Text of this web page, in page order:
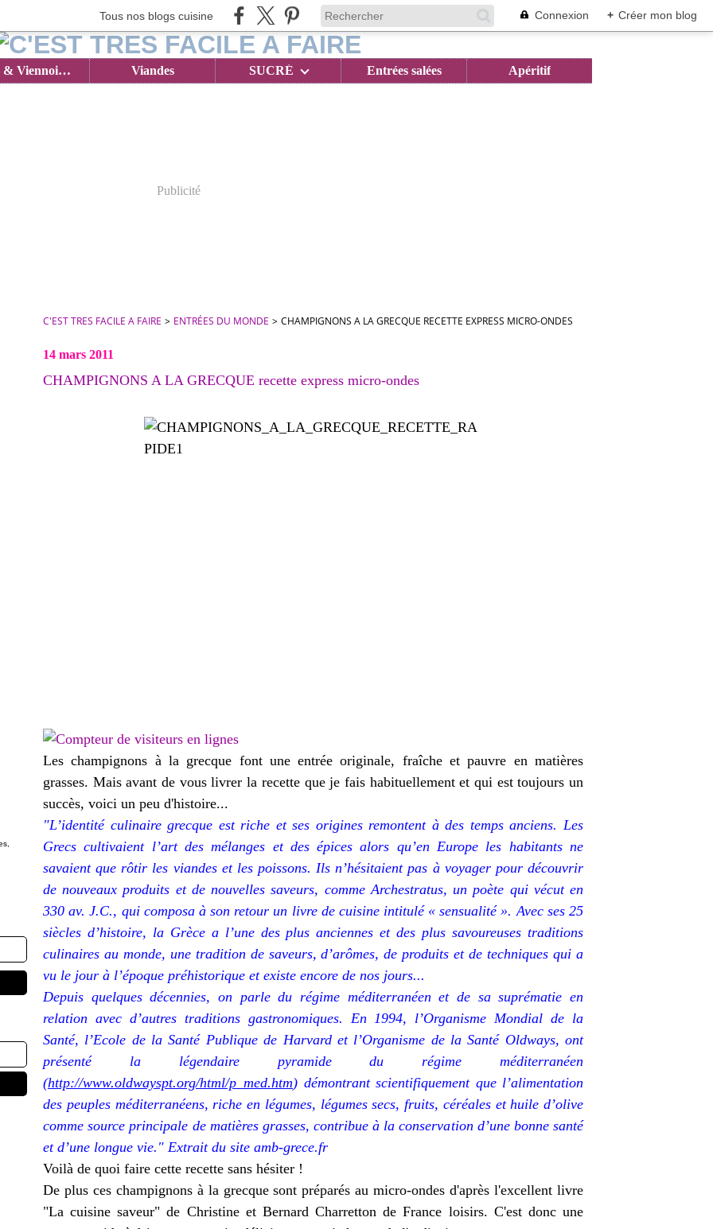
Tous nos blogs cuisine Connexion + Créer mon blog
Brioches & Viennoiseries Viandes SUCRÉ Entrées salées Apéritif
Publicité
C'EST TRES FACILE A FAIRE > ENTRÉES DU MONDE > CHAMPIGNONS A LA GRECQUE RECETTE EXPRESS MICRO-ONDES
14 mars 2011
CHAMPIGNONS A LA GRECQUE recette express micro-ondes
Les champignons à la grecque font une entrée originale, fraîche et pauvre en matières
grasses. Mais avant de vous livrer la recette que je fais habituellement et qui est toujours un
succès, voici un peu d'histoire...
"L’identité culinaire grecque est riche et ses origines remontent à des temps anciens. Les
Grecs cultivaient l’art des mélanges et des épices alors qu’en Europe les habitants ne
savaient que rôtir les viandes et les poissons. Ils n’hésitaient pas à voyager pour découvrir
de nouveaux produits et de nouvelles saveurs, comme Archestratus, un poète qui vécut en
330 av. J.C., qui composa à son retour un livre de cuisine intitulé « sensualité ». Avec ses 25
siècles d’histoire, la Grèce a l’une des plus anciennes et des plus savoureuses traditions
culinaires au monde, une tradition de saveurs, d’arômes, de produits et de techniques qui a
vu le jour à l’époque préhistorique et existe encore de nos jours...
Depuis quelques décennies, on parle du régime méditerranéen et de sa suprématie en
relation avec d’autres traditions gastronomiques. En 1994, l’Organisme Mondial de la
Santé, l’Ecole de la Santé Publique de Harvard et l’Organisme de la Santé Oldways, ont
présenté la légendaire pyramide du régime méditerranéen
(http://www.oldwayspt.org/html/p_med.htm) démontrant scientifiquement que l’alimentation
des peuples méditerranéens, riche en légumes, légumes secs, fruits, céréales et huile d’olive
comme source principale de matières grasses, contribue à la conservation d’une bonne santé
et d’une longue vie." Extrait du site amb-grece.fr
Voilà de quoi faire cette recette sans hésiter !
De plus ces champignons à la grecque sont préparés au micro-ondes d'après l'excellent livre
"La cuisine saveur" de Christine et Bernard Charretton de France loisirs. C'est donc une